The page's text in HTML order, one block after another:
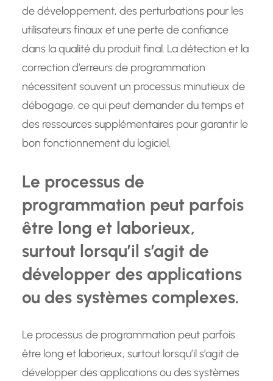
de développement, des perturbations pour les
utilisateurs finaux et une perte de confiance
dans la qualité du produit final. La détection et la
correction d’erreurs de programmation
nécessitent souvent un processus minutieux de
débogage, ce qui peut demander du temps et
des ressources supplémentaires pour garantir le
bon fonctionnement du logiciel.
Le processus de
programmation peut parfois
être long et laborieux,
surtout lorsqu’il s’agit de
développer des applications
ou des systèmes complexes.
Le processus de programmation peut parfois
être long et laborieux, surtout lorsqu’il s’agit de
développer des applications ou des systèmes